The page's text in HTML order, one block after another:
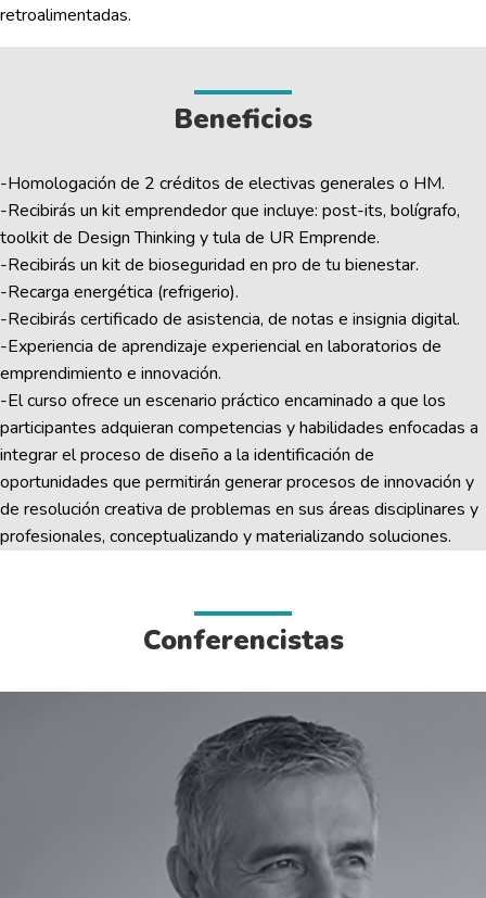
retroalimentadas.
Beneficios
-Homologación de 2 créditos de electivas generales o HM.
-Recibirás un kit emprendedor que incluye: post-its, bolígrafo,
toolkit de Design Thinking y tula de UR Emprende.
-Recibirás un kit de bioseguridad en pro de tu bienestar.
-Recarga energética (refrigerio).
-Recibirás certificado de asistencia, de notas e insignia digital.
-Experiencia de aprendizaje experiencial en laboratorios de
emprendimiento e innovación.
-El curso ofrece un escenario práctico encaminado a que los
participantes adquieran competencias y habilidades enfocadas a
integrar el proceso de diseño a la identificación de
oportunidades que permitirán generar procesos de innovación y
de resolución creativa de problemas en sus áreas disciplinares y
profesionales, conceptualizando y materializando soluciones.
Conferencistas